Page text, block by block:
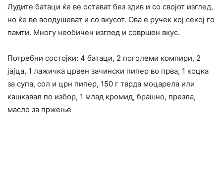
Лудите батаци ќе ве остават без здив и со својот изглед,
но ќе ве воодушеват и со вкусот. Ова е ручек кој секој го
памти. Многу необичен изглед и совршен вкус.
Потребни состојки: 4 батаци, 2 поголеми компири, 2
јајца, 1 лажичка црвен зачински пипер во прва, 1 коцка
за супа, сол и црн пипер, 150 г тврда моцарела или
кашкавал по избор, 1 млад кромид, брашно, презла,
масло за пржење